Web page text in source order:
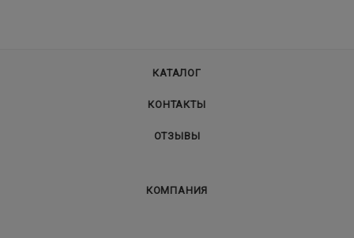
КАТАЛОГ
КОНТАКТЫ
ОТЗЫВЫ
КОМПАНИЯ